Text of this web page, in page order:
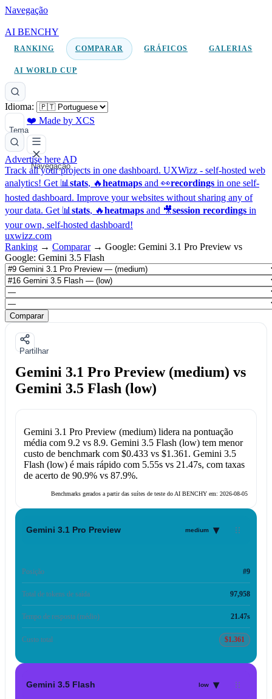
Navegação
AI BENCHY
RANKING COMPARAR GRÁFICOS GALERIAS
AI WORLD CUP
Idioma:
Tema
❤️ Made by XCS
Navegação
Advertise here AD
Track all your projects in one dashboard. UXWizz - self-hosted web
analytics! Get 📊 stats, 🔥heatmaps and 👀recordings in one self-
hosted dashboard. Improve your websites without sharing any of
your data. Get 📊 stats, 🔥heatmaps and 🎥session recordings in
your own, self-hosted dashboard!
uxwizz.com
Ranking → Comparar → Google: Gemini 3.1 Pro Preview vs
Google: Gemini 3.5 Flash
Comparar
Partilhar
Gemini 3.1 Pro Preview (medium) vs
Gemini 3.5 Flash (low)
Gemini 3.1 Pro Preview (medium)lidera na pontuação
média com 9.2 vs 8.9. Gemini 3.5 Flash (low)tem menor
custo de benchmark com $0.433vs $1.361 . Gemini 3.5
Flash (low)é mais rápido com 5.55svs 21.47s, com taxas
de acerto de 90.9%vs 87.9%.
Benchmarks gerados a partir das suítes de teste do AI BENCHY em: 2026-08-05
Gemini 3.1 Pro Preview medium ▾
Posição #9
Total de tokens de saída 97,958
Tempo de resposta (médio) 21.47s
Custo total $1.361
Gemini 3.5 Flash low ▾